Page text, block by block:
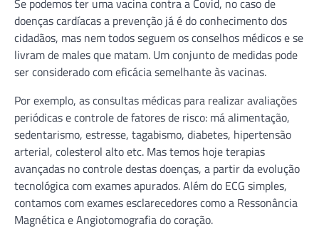
doenças cardíacas a prevenção já é do conhecimento dos
cidadãos, mas nem todos seguem os conselhos médicos e se
livram de males que matam. Um conjunto de medidas pode
ser considerado com eficácia semelhante às vacinas.
Por exemplo, as consultas médicas para realizar avaliações
periódicas e controle de fatores de risco: má alimentação,
sedentarismo, estresse, tagabismo, diabetes, hipertensão
arterial, colesterol alto etc. Mas temos hoje terapias
avançadas no controle destas doenças, a partir da evolução
tecnológica com exames apurados. Além do ECG simples,
contamos com exames esclarecedores como a Ressonância
Magnética e Angiotomografia do coração.